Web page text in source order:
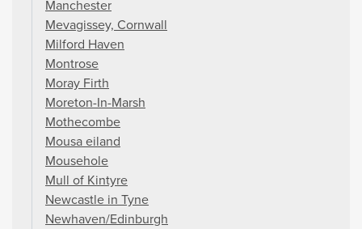
Manchester
Mevagissey, Cornwall
Milford Haven
Montrose
Moray Firth
Moreton-In-Marsh
Mothecombe
Mousa eiland
Mousehole
Mull of Kintyre
Newcastle in Tyne
Newhaven/Edinburgh